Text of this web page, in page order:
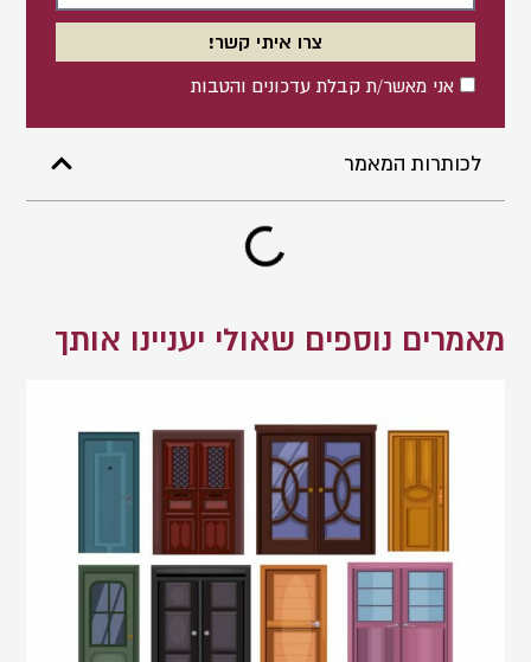
אישוראני מאשר/ת קבלת עדכונים והטבות
צרו איתי קשר!
לכותרות המאמר
מאמרים נוספים שאולי יעניינו אותך